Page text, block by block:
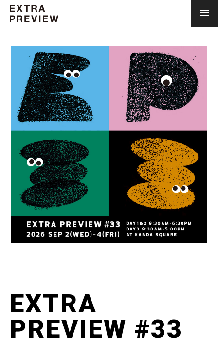
EXTRA
PREVIEW #33